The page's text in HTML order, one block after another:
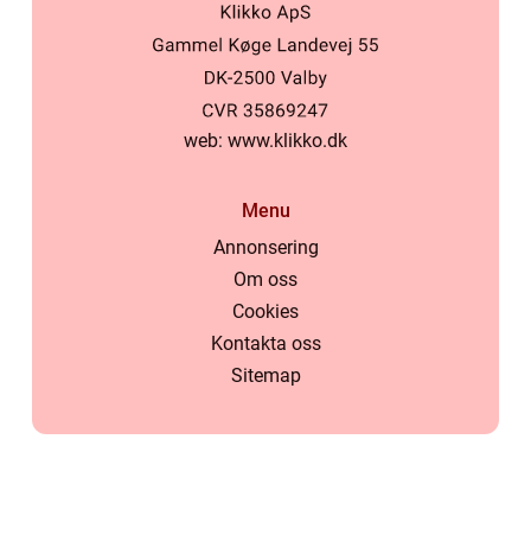
web: www.klikko.dk
Menu
Annonsering
Om oss
Cookies
Kontakta oss
Sitemap